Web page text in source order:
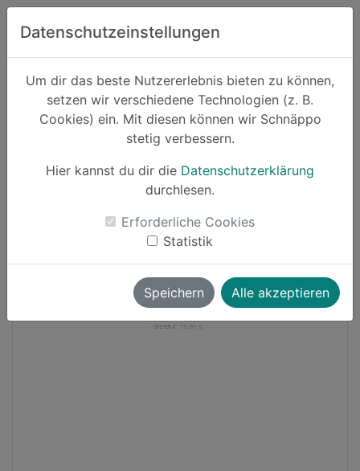
Zum Hauptinhalt springen
Datenschutzeinstellungen
Um dir das beste Nutzererlebnis bieten zu können,
setzen wir verschiedene Technologien (z. B.
Cookies) ein. Mit diesen können wir Schnäppo
stetig verbessern.
Hier kannst du dir die Datenschutzerklärung
durchlesen.
Erforderliche Cookies
Statistik
Speichern Alle akzeptieren
Suchen
Schnäppchen
-20%